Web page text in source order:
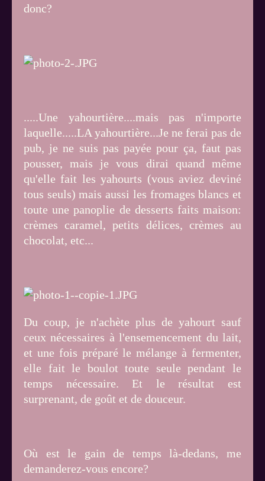
donc?
.....Une yahourtière....mais pas n'importe
laquelle.....LA yahourtière...Je ne ferai pas de
pub, je ne suis pas payée pour ça, faut pas
pousser, mais je vous dirai quand même
qu'elle fait les yahourts (vous aviez deviné
tous seuls) mais aussi les fromages blancs et
toute une panoplie de desserts faits maison:
crèmes caramel, petits délices, crèmes au
chocolat, etc...
Du coup, je n'achète plus de yahourt sauf
ceux nécessaires à l'ensemencement du lait,
et une fois préparé le mélange à fermenter,
elle fait le boulot toute seule pendant le
temps nécessaire. Et le résultat est
surprenant, de goût et de douceur.
Où est le gain de temps là-dedans, me
demanderez-vous encore?